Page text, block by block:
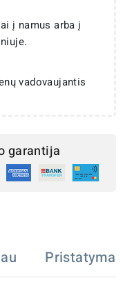
į namus arba į
vadovaujantis
garantija
Pristatymas